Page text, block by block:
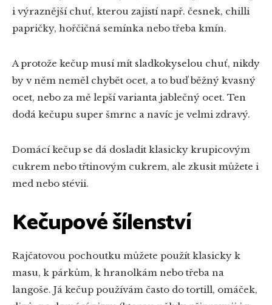
i výraznější chuť, kterou zajistí např. česnek, chilli
papričky, hořčičná semínka nebo třeba kmín.
A protože kečup musí mít sladkokyselou chuť, nikdy
by v něm neměl chybět ocet, a to buď běžný kvasný
ocet, nebo za mě lepší varianta jablečný ocet. Ten
dodá kečupu super šmrnc a navíc je velmi zdravý.
Domácí kečup se dá dosladit klasicky krupicovým
cukrem nebo třtinovým cukrem, ale zkusit můžete i
med nebo stévii.
Kečupové šílenství
Rajčatovou pochoutku můžete použít klasicky k
masu, k párkům, k hranolkám nebo třeba na
langoše. Já kečup používám často do tortill, omáček,